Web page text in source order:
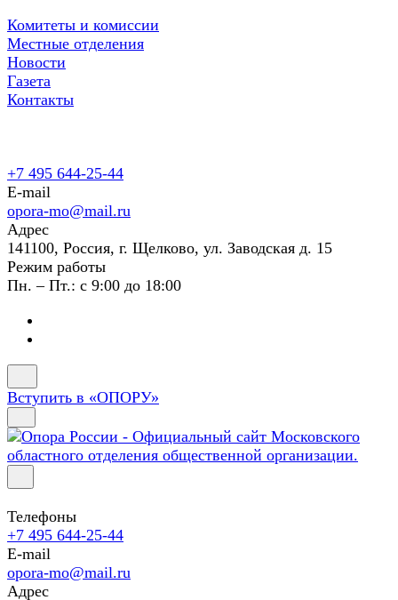
Комитеты и комиссии
Местные отделения
Новости
Газета
Контакты
+7 495 644-25-44
E-mail
opora-mo@mail.ru
Адрес
141100, Россия, г. Щелково, ул. Заводская д. 15
Режим работы
Пн. – Пт.: с 9:00 до 18:00
Вступить в «ОПОРУ»
Телефоны
+7 495 644-25-44
E-mail
opora-mo@mail.ru
Адрес